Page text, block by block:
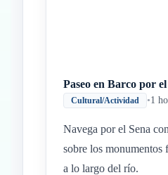
Paseo en Barco por el
Cultural/Actividad •1
Navega por el Sena
sobre los monumentos
a lo largo del río.